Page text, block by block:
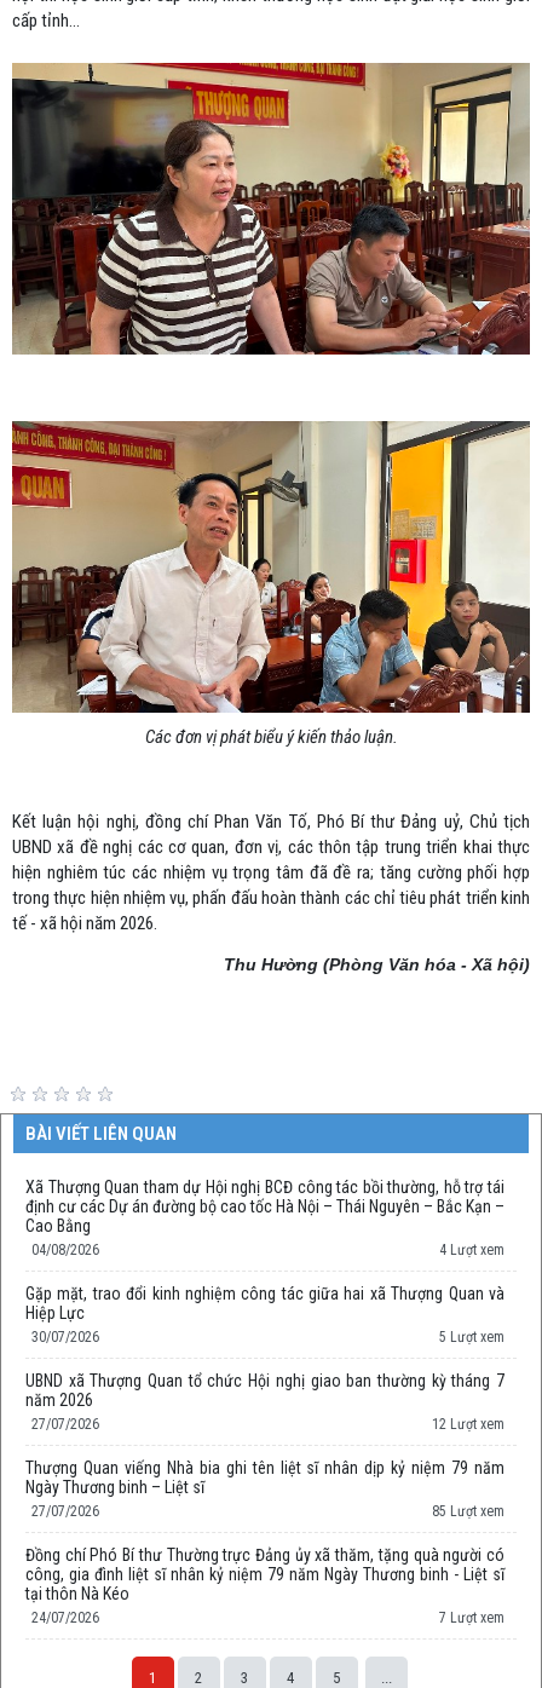
cấp tỉnh...
Các đơn vị phát biểu ý kiến thảo luận.
Kết luận hội nghị, đồng chí Phan Văn Tố, Phó Bí thư Đảng uỷ, Chủ tịch
UBND xã đề nghị các cơ quan, đơn vị, các thôn tập trung triển khai thực
hiện nghiêm túc các nhiệm vụ trọng tâm đã đề ra; tăng cường phối hợp
trong thực hiện nhiệm vụ, phấn đấu hoàn thành các chỉ tiêu phát triển kinh
tế - xã hội năm 2026.
Thu Hường (Phòng Văn hóa - Xã hội)
BÀI VIẾT LIÊN QUAN
Xã Thượng Quan tham dự Hội nghị BCĐ công tác bồi thường, hỗ trợ tái
định cư các Dự án đường bộ cao tốc Hà Nội – Thái Nguyên – Bắc Kạn –
Cao Bằng
04/08/2026 4 Lượt xem
Gặp mặt, trao đổi kinh nghiệm công tác giữa hai xã Thượng Quan và
Hiệp Lực
30/07/2026 5 Lượt xem
UBND xã Thượng Quan tổ chức Hội nghị giao ban thường kỳ tháng 7
năm 2026
27/07/2026 12 Lượt xem
Thượng Quan viếng Nhà bia ghi tên liệt sĩ nhân dịp kỷ niệm 79 năm
Ngày Thương binh – Liệt sĩ
27/07/2026 85 Lượt xem
Đồng chí Phó Bí thư Thường trực Đảng ủy xã thăm, tặng quà người có
công, gia đình liệt sĩ nhân kỷ niệm 79 năm Ngày Thương binh - Liệt sĩ
tại thôn Nà Kéo
24/07/2026 7 Lượt xem
1 2 3 4 5